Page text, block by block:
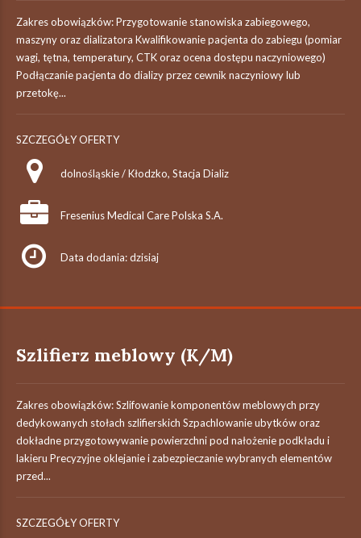
Zakres obowiązków: Przygotowanie stanowiska zabiegowego,
maszyny oraz dializatora Kwalifikowanie pacjenta do zabiegu (pomiar
wagi, tętna, temperatury, CTK oraz ocena dostępu naczyniowego)
Podłączanie pacjenta do dializy przez cewnik naczyniowy lub
przetokę...
SZCZEGÓŁY OFERTY
dolnośląskie / Kłodzko, Stacja Dializ
Fresenius Medical Care Polska S.A.
Data dodania: dzisiaj
Szlifierz meblowy (K/M)
Zakres obowiązków: Szlifowanie komponentów meblowych przy
dedykowanych stołach szlifierskich Szpachlowanie ubytków oraz
dokładne przygotowywanie powierzchni pod nałożenie podkładu i
lakieru Precyzyjne oklejanie i zabezpieczanie wybranych elementów
przed...
SZCZEGÓŁY OFERTY